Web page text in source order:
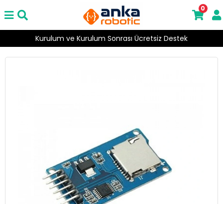
Kurulum ve Kurulum Sonrası Ücretsiz Destek
0